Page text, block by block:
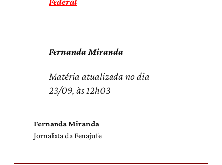
Fernanda Miranda
Matéria atualizada no dia
23/09, às 12h03
Fernanda Miranda
Jornalista da Fenajufe